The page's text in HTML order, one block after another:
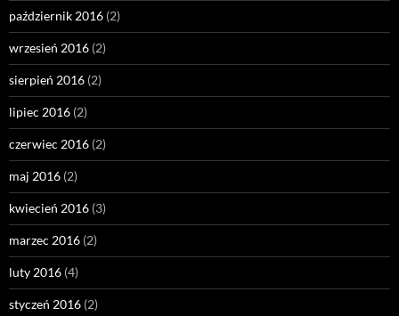
październik 2016 (2)
wrzesień 2016 (2)
sierpień 2016 (2)
lipiec 2016 (2)
czerwiec 2016 (2)
maj 2016 (2)
kwiecień 2016 (3)
marzec 2016 (2)
luty 2016 (4)
styczeń 2016 (2)